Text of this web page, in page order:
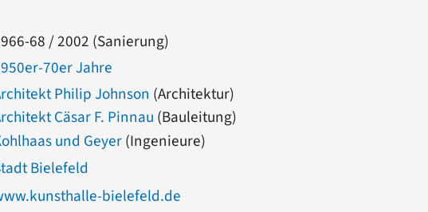
68 / 2002 (Sanierung)
70er Jahre
Philip Johnson (Architektur)
Cäsar F. Pinnau (Bauleitung)
und Geyer(Ingenieure)
Bielefeld
bielefeld.de